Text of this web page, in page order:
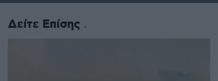
Δείτε Επίσης